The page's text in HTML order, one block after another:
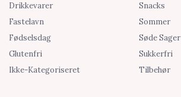
Drikkevarer
Fastelavn
Fødselsdag
Glutenfri
Ikke-Kategoriseret
Snacks
Sommer
Søde Sager
Sukkerfri
Tilbehør